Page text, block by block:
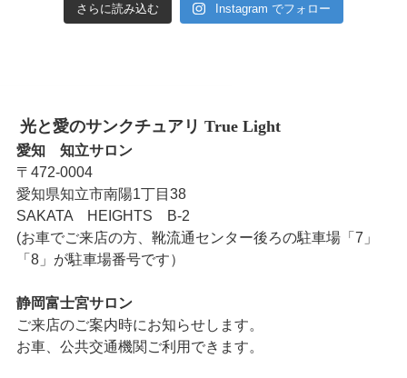
さらに読み込む Instagram でフォロー
光と愛のサンクチュアリ True Light
愛知 知立サロン
〒472-0004
愛知県知立市南陽1丁目38
SAKATA HEIGHTS B-2
(お車でご来店の方、靴流通センター後ろの駐車場「7」
「8」が駐車場番号です）
静岡富士宮サロン
ご来店のご案内時にお知らせします。
お車、公共交通機関ご利用できます。